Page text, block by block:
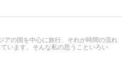
アの国を中心に旅行、それが時間の流れ
います。そんな私の思うこといろい